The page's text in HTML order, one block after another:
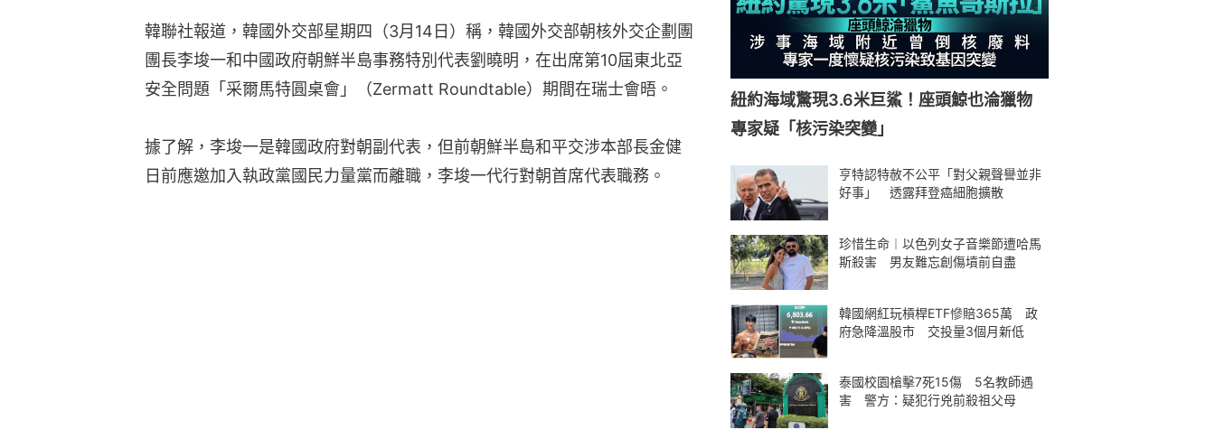
韓聯社報道，韓國外交部星期四（3月14日）稱，韓國外交部朝核外交企劃團
團長李埈一和中國政府朝鮮半島事務特別代表劉曉明，在出席第10屆東北亞
安全問題「采爾馬特圓桌會」（Zermatt Roundtable）期間在瑞士會晤。
據了解，李埈一是韓國政府對朝副代表，但前朝鮮半島和平交涉本部長金健
日前應邀加入執政黨國民力量黨而離職，李埈一代行對朝首席代表職務。
紐約海域驚現3.6米巨鯊！座頭鯨也淪獵物
專家疑「核污染突變」
亨特認特赦不公平「對父親聲譽並非
好事」 透露拜登癌細胞擴散
珍惜生命︱以色列女子音樂節遭哈馬
斯殺害 男友難忘創傷墳前自盡
韓國網紅玩槓桿ETF慘賠365萬 政
府急降溫股市 交投量3個月新低
泰國校園槍擊7死15傷 5名教師遇
害 警方：疑犯行兇前殺祖父母